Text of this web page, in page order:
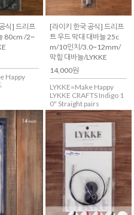
식] 드리프
80cm /2~
Happy
[라이키 한국 공식] 드리프
트 우드 막대 대바늘 25c
m/10인치/3.0~12mm/
막힘 대바늘/LYKKE
14,000원
LYKKE=Make Happy
LYKKE CRAFTS Indigo 1
0" Straight pairs